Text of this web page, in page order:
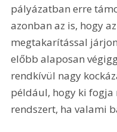
pályázatban erre
azonban az is, hogy
megtakarítással
előbb alaposan
rendkívül nagy
például, hogy ki
rendszert, ha valami